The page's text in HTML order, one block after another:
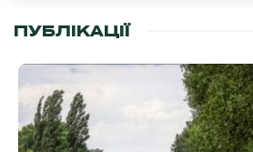
ПУБЛІКАЦІЇ